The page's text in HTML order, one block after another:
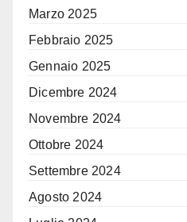
Marzo 2025
Febbraio 2025
Gennaio 2025
Dicembre 2024
Novembre 2024
Ottobre 2024
Settembre 2024
Agosto 2024